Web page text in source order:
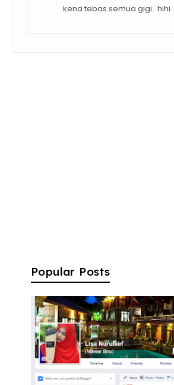
kena tebas semua gigi.. hihi
Popular Posts